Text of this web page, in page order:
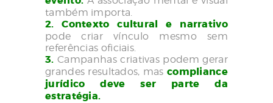
também importa.
2. Contexto cultural e narrativo
pode criar vínculo mesmo sem
referências oficiais.
3. Campanhas criativas podem gerar
grandes resultados, mas compliance
jurídico deve ser parte da
estratégia.